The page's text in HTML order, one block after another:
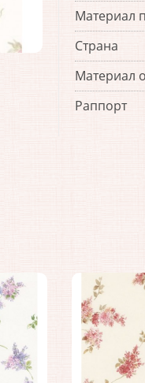
Материал
Страна
Материал
Раппорт